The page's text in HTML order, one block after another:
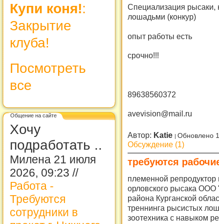
Купи коня!:
Закрытие
клуба!
Посмотреть
все
Общение на сайте
Хочу
подработать ..
Милена 21 июля
2026, 09:23 //
Работа -
Требуются
сотрудники в
Специализация рысаки,
лошадьми (конкур)
опыт работы есть
срочно!!!
89638560372
avevision@mail.ru
Автор: Katie Обновлено
Обсуждение (1)
требуются
племенной
орловского рысака
района Курганской
треннинга рысистых
зоотехника с навыком